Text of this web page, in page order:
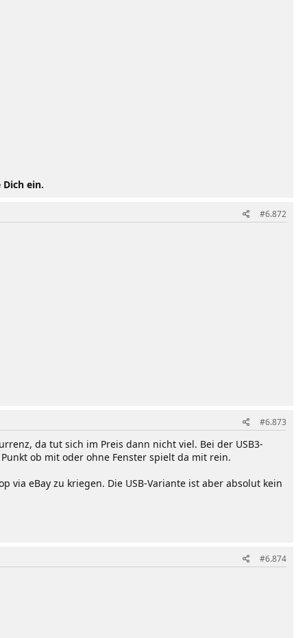
ein.
#6.872
#6.873
da tut sich im Preis dann nicht viel. Bei der USB3-
ob mit oder ohne Fenster spielt da mit rein.
via eBay zu kriegen. Die USB-Variante ist aber absolut kein
#6.874